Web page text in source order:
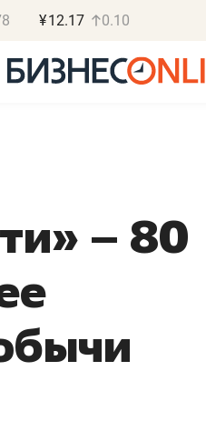
¥12.17 0.10
– 80
Василь
МАРТ
потерять